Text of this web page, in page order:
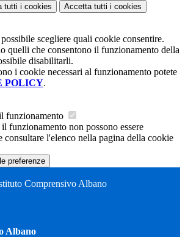
tutti i cookies Accetta tutti i cookies
scegliere quali cookie consentire.
quelli che consentono il funzionamento della
disabilitarli.
i cookie necessari al funzionamento potete
POLICY.
funzionamento
funzionamento non possono essere
consultare l'elenco nella pagina della cookie
preferenze
Comprensivo Albano
Albano